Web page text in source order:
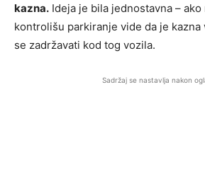
kazna. Ideja je bila jednostavna –
kontrolišu parkiranje vide da je kazna
se zadržavati kod tog vozila.
Sadržaj se nastavlja nakon